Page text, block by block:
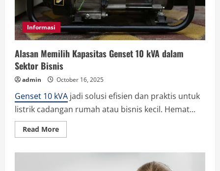
Informasi
Alasan Memilih Kapasitas Genset 10 kVA dalam
Sektor Bisnis
admin October 16, 2025
Genset 10 kVA jadi solusi efisien dan praktis untuk
listrik cadangan rumah atau bisnis kecil. Hemat...
Read MoreRead
more